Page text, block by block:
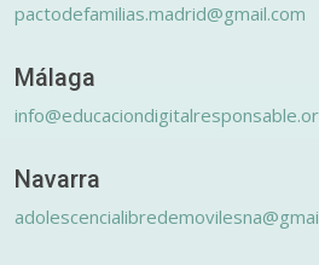
pactodefamilias.madrid@gmail.com
Málaga
Navarra